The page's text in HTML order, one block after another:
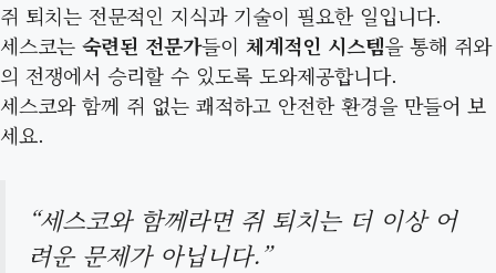
쥐 퇴치는 전문적인 지식과 기술이 필요한 일입니다.
세스코는 숙련된 전문가들이 체계적인 시스템을 통해 쥐와
의 전쟁에서 승리할 수 있도록 도와제공합니다.
세스코와 함께 쥐 없는 쾌적하고 안전한 환경을 만들어 보
세요.
“세스코와 함께라면 쥐 퇴치는 더 이상 어
려운 문제가 아닙니다.”